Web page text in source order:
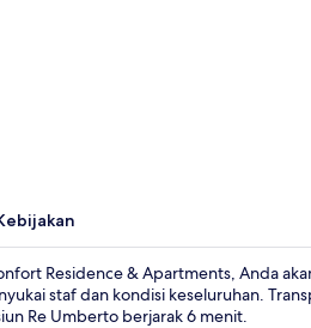
Residence & Apartments, Anda
staf dan kondisi keseluruhan.
Re Umberto berjarak 6 menit.